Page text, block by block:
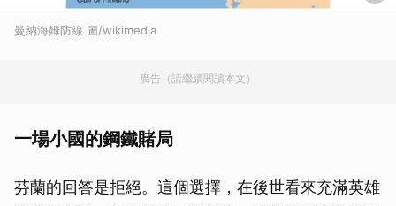
曼納海姆防線 圖/wikimedia
廣告（請繼續閱讀本文）
一場小國的鋼鐵賭局
芬蘭的回答是拒絕。這個選擇，在後世看來充滿英雄